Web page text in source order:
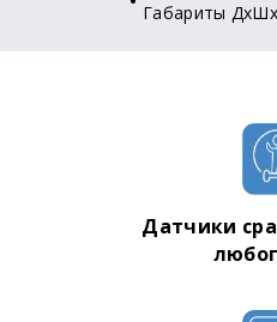
Габариты
Датчики